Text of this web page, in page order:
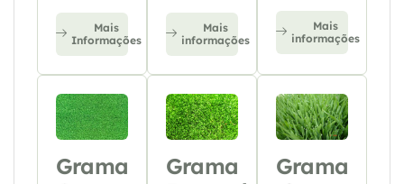
Mais
Informações
Mais
informações
Mais
informações
Grama
Grama
Grama